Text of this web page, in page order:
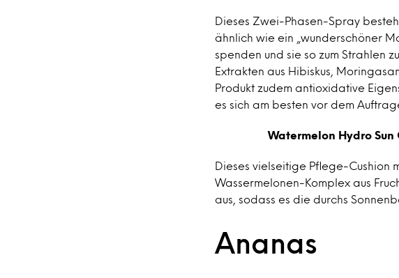
Dieses Zwei-Phasen-Spray
ähnlich wie ein „wunderschöner
spenden und sie so zum Strahlen
Extrakten aus Hibiskus,
Produkt zudem antioxidative
es sich am besten vor dem
Watermelon Hydro Sun
Dieses vielseitige Pflege-Cushion
Wassermelonen-Komplex aus
aus, sodass es die durchs
Ananas